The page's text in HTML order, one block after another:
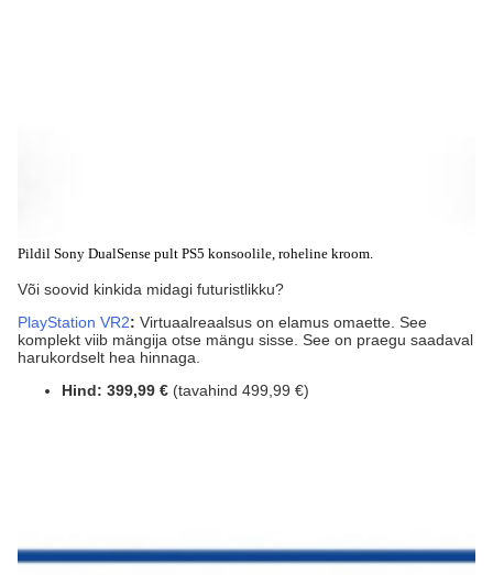
Pildil Sony DualSense pult PS5 konsoolile, roheline kroom.
Või soovid kinkida midagi futuristlikku?
PlayStation VR2: Virtuaalreaalsus on elamus omaette. See
komplekt viib mängija otse mängu sisse. See on praegu saadaval
harukordselt hea hinnaga.
Hind: 399,99 € (tavahind 499,99 €)